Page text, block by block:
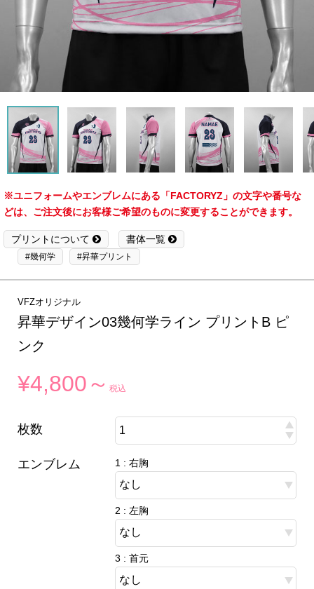
※ユニフォームやエンブレムにある「FACTORYZ」の文字や番号な
どは、ご注文後にお客様ご希望のものに変更することができます。
プリントについて 書体一覧
#幾何学 #昇華プリント
VFZオリジナル
昇華デザイン03幾何学ライン プリントB ピ
ンク
¥4,800～税込
枚数
エンブレム 1 : 右胸
2 : 左胸
3 : 首元